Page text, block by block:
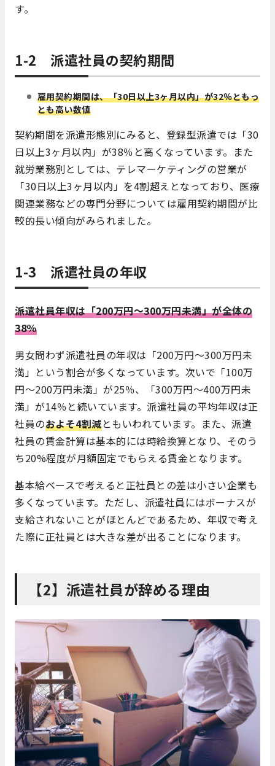
す。
1-2 派遣社員の契約期間
雇用契約期間は、「30日以上3ヶ月以内」が32％ともっ
とも高い数値
契約期間を派遣形態別にみると、登録型派遣では「30
日以上3ヶ月以内」が38％と高くなっています。また
就労業務別としては、テレマーケティングの営業が
「30日以上3ヶ月以内」を4割超えとなっており、医療
関連業務などの専門分野については雇用契約期間が比
較的長い傾向がみられました。
1-3 派遣社員の年収
派遣社員年収は「200万円～300万円未満」が全体の
38％
男女問わず派遣社員の年収は「200万円～300万円未
満」という割合が多くなっています。次いで「100万
円～200万円未満」が25％、「300万円～400万円未
満」が14％と続いています。派遣社員の平均年収は正
社員のおよそ4割減ともいわれています。また、派遣
社員の賃金計算は基本的には時給換算となり、そのう
ち20%程度が月額固定でもらえる賃金となります。
基本給ベースで考えると正社員との差は小さい企業も
多くなっています。ただし、派遣社員にはボーナスが
支給されないことがほとんどであるため、年収で考え
た際に正社員とは大きな差が出ることになります。
【2】派遣社員が辞める理由